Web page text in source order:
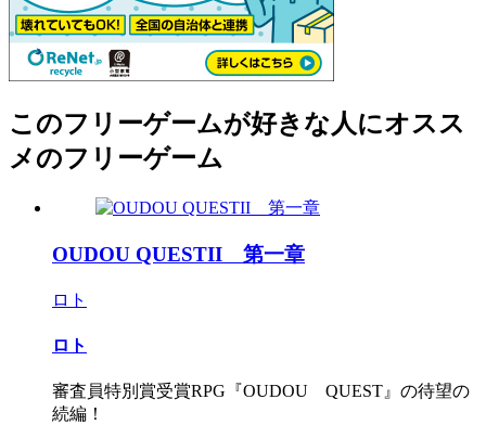
このフリーゲームが好きな人にオスス
メのフリーゲーム
OUDOU QUESTII 第一章
ロト
ロト
審査員特別賞受賞RPG『OUDOU QUEST』の待望の
続編！